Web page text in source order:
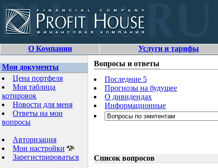
О Компании Услуги и тарифы
Мои документы
Цена портфеля
Моя таблица
котировок
Новости для меня
Ответы на мои
вопросы
Авторизация
Мои настройки
Зарегистрироваться
Вопросы и ответы
Последние 5
Прогнозы на будущее
О дивидендах
Информационные
Список вопросов